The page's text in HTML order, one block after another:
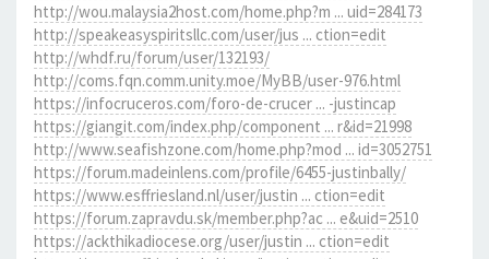
http://wou.malaysia2host.com/home.php?m ... uid=284173
http://speakeasyspiritsllc.com/user/jus ... ction=edit
http://whdf.ru/forum/user/132193/
http://coms.fqn.comm.unity.moe/MyBB/user-976.html
https://infocruceros.com/foro-de-crucer ... -justincap
https://giangit.com/index.php/component ... r&id=21998
http://www.seafishzone.com/home.php?mod ... id=3052751
https://forum.madeinlens.com/profile/6455-justinbally/
https://www.esffriesland.nl/user/justin ... ction=edit
https://forum.zapravdu.sk/member.php?ac ... e&uid=2510
https://ackthikadiocese.org/user/justin ... ction=edit